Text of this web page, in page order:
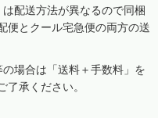
配送方法が異なるので同梱
便とクール宅急便の両方の送
場合は「送料＋手数料」を
承ください。